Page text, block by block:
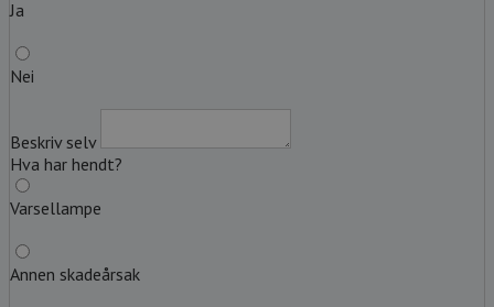
Ja
Nei
Beskriv selv
Hva har hendt?
Varsellampe
Annen skadeårsak